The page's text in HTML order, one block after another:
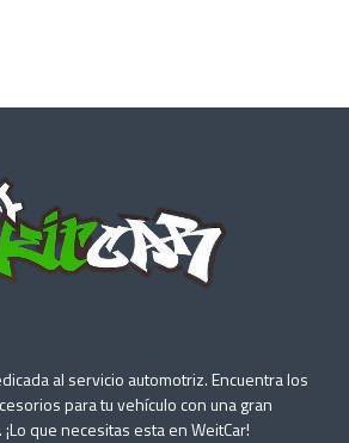
al servicio automotriz. Encuentra los
para tu vehículo con una gran
que necesitas esta en WeitCar!